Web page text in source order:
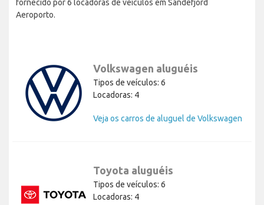
fornecido por 6 locadoras de veículos em Sandefjord
Aeroporto.
Volkswagen aluguéis
Tipos de veículos: 6
Locadoras: 4
Veja os carros de aluguel de Volkswagen
Toyota aluguéis
Tipos de veículos: 6
Locadoras: 4